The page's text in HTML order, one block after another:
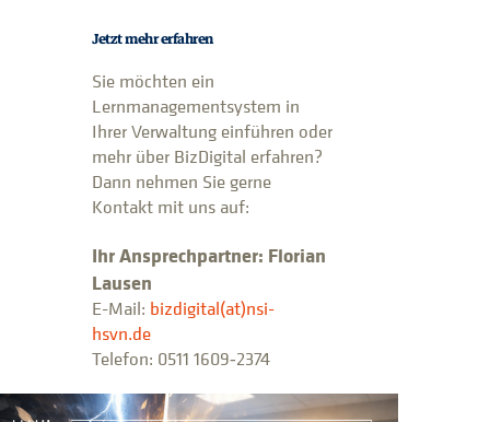
Jetzt mehr erfahren
Sie möchten ein
Lernmanagementsystem in
Ihrer Verwaltung einführen oder
mehr über BizDigital erfahren?
Dann nehmen Sie gerne
Kontakt mit uns auf:
Ihr Ansprechpartner: Florian
Lausen
E-Mail: bizdigital(at)nsi-
hsvn.de
Telefon: 0511 1609‑2374